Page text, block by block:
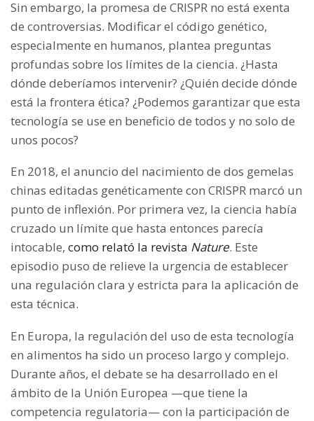
Sin embargo, la promesa de CRISPR no está exenta
de controversias. Modificar el código genético,
especialmente en humanos, plantea preguntas
profundas sobre los límites de la ciencia. ¿Hasta
dónde deberíamos intervenir? ¿Quién decide dónde
está la frontera ética? ¿Podemos garantizar que esta
tecnología se use en beneficio de todos y no solo de
unos pocos?
En 2018, el anuncio del nacimiento de dos gemelas
chinas editadas genéticamente con CRISPR marcó un
punto de inflexión. Por primera vez, la ciencia había
cruzado un límite que hasta entonces parecía
intocable, como relató la revista Nature. Este
episodio puso de relieve la urgencia de establecer
una regulación clara y estricta para la aplicación de
esta técnica.
En Europa, la regulación del uso de esta tecnología
en alimentos ha sido un proceso largo y complejo.
Durante años, el debate se ha desarrollado en el
ámbito de la Unión Europea —que tiene la
competencia regulatoria— con la participación de